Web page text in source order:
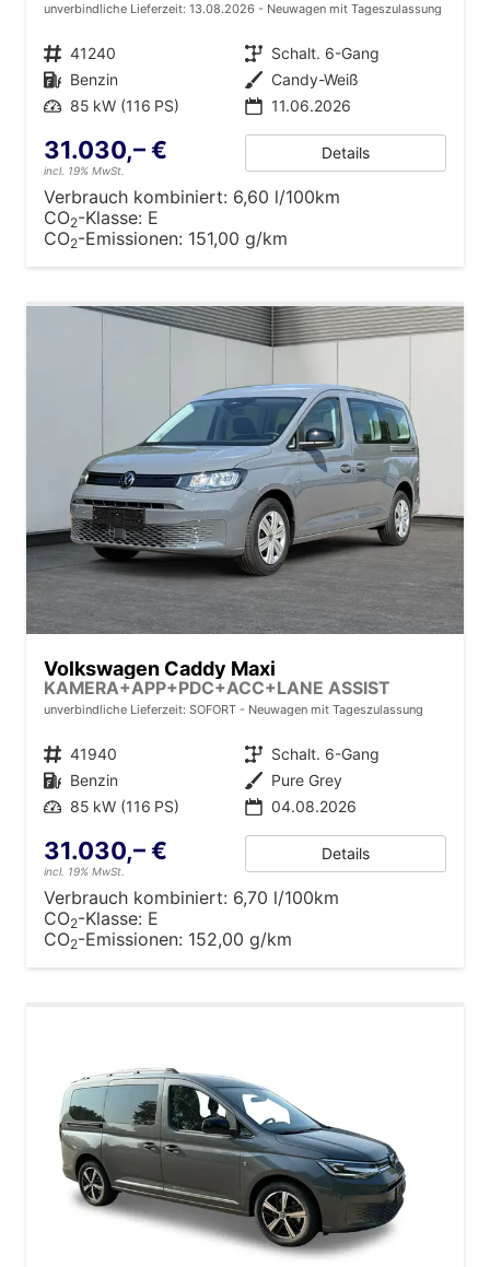
unverbindliche Lieferzeit: 13.08.2026 Neuwagen mit Tageszulassung
Fahrzeugnr. 41240 Getriebe Schalt. 6-Gang
Kraftstoff Benzin Außenfarbe Candy-Weiß
Leistung 85 kW (116 PS) 11.06.2026
31.030,– €
incl. 19% MwSt.
Details
Verbrauch kombiniert: 6,60 l/100km
CO2-Klasse: E
CO2-Emissionen: 151,00 g/km
Volkswagen Caddy Maxi
KAMERA+APP+PDC+ACC+LANE ASSIST
unverbindliche Lieferzeit: SOFORT Neuwagen mit Tageszulassung
Fahrzeugnr. 41940 Getriebe Schalt. 6-Gang
Kraftstoff Benzin Außenfarbe Pure Grey
Leistung 85 kW (116 PS) 04.08.2026
31.030,– €
incl. 19% MwSt.
Details
Verbrauch kombiniert: 6,70 l/100km
CO2-Klasse: E
CO2-Emissionen: 152,00 g/km